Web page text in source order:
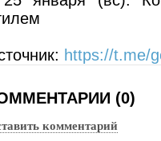
https://t.me/
(0)
комментарий